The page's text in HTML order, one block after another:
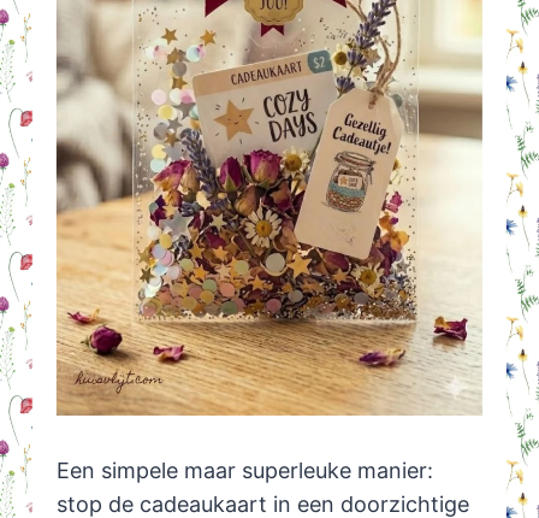
Een simpele maar superleuke manier:
stop de cadeaukaart in een doorzichtige